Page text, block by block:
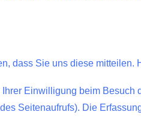
dass Sie uns diese
Einwilligung beim
Seitenaufrufs). Die